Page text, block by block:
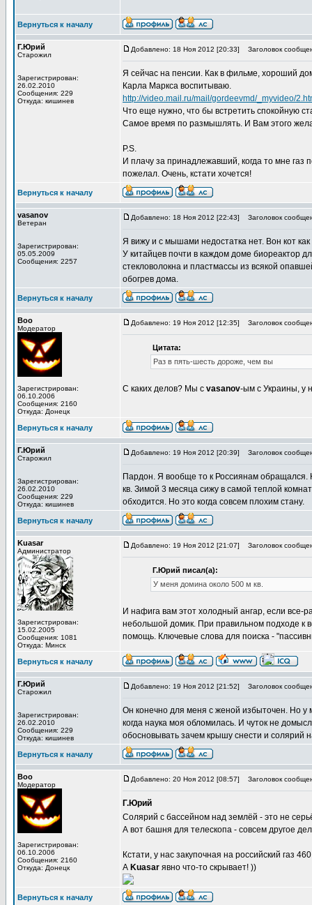
Вернуться к началу
Г.Юрий
Старожил
Зарегистрирован:
26.02.2010
Сообщения: 229
Откуда: кишинев
Добавлено: 18 Ноя 2012 [20:33] Заголовок
Я сейчас на пенсии. Как в фильме, хороший
Карла Маркса воспитываю.
http://video.mail.ru/mail/gordeevmd/_myvideo/
Что еще нужно, что бы встретить спокойную
Самое время по размышлять. И Вам этого
P.S.
И плачу за принадлежавший, когда то мне
пожелал. Очень, кстати хочется!
Вернуться к началу
vasanov
Ветеран
Зарегистрирован:
05.05.2009
Сообщения: 2257
Добавлено: 18 Ноя 2012 [22:43] Заголовок
Я вижу и с мышами недостатка нет. Вон кот
У китайцев почти в каждом доме биореактор
стекловолокна и пластмассы из всякой
обогрев дома.
Вернуться к началу
Boo
Модератор
Зарегистрирован:
06.10.2006
Сообщения: 2160
Откуда: Донецк
Добавлено: 19 Ноя 2012 [12:35] Заголовок
Цитата:
Раз в пять-шесть дороже, чем вы
С каких делов? Мы с vasanov-ым с Украины, у
Вернуться к началу
Г.Юрий
Старожил
Зарегистрирован:
26.02.2010
Сообщения: 229
Откуда: кишинев
Добавлено: 19 Ноя 2012 [20:39] Заголовок
Пардон. Я вообще то к Россиянам обращался.
кв. Зимой 3 месяца сижу в самой теплой
обходится. Но это когда совсем плохим стану.
Вернуться к началу
Kuasar
Администратор
Зарегистрирован:
15.02.2005
Сообщения: 1081
Откуда: Минск
Добавлено: 19 Ноя 2012 [21:07] Заголовок
Г.Юрий писал(а):
У меня домина около 500 м кв.
И нафига вам этот холодный ангар, если все-
небольшой домик. При правильном подходе к
помощь. Ключевые слова для поиска -
Вернуться к началу
Г.Юрий
Старожил
Зарегистрирован:
26.02.2010
Сообщения: 229
Откуда: кишинев
Добавлено: 19 Ноя 2012 [21:52] Заголовок
Он конечно для меня с женой избыточен. Но у
когда наука моя обломилась. И чуток не
обосновывать зачем крышу снести и солярий
Вернуться к началу
Boo
Модератор
Зарегистрирован:
06.10.2006
Сообщения: 2160
Откуда: Донецк
Добавлено: 20 Ноя 2012 [08:57] Заголовок
Г.Юрий
Солярий с бассейном над землёй - это не
А вот башня для телескопа - совсем другое
Кстати, у нас закупочная на российский газ
А Kuasar явно что-то скрывает! ))
Вернуться к началу